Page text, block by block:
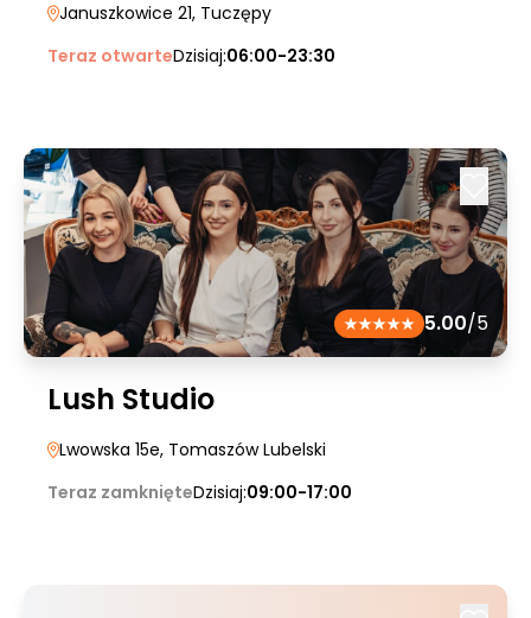
Januszkowice 21, Tuczępy
Teraz otwarteDzisiaj:06:00-23:30
5.00/5
Lush Studio
Lwowska 15e, Tomaszów Lubelski
Teraz zamknięteDzisiaj:09:00-17:00